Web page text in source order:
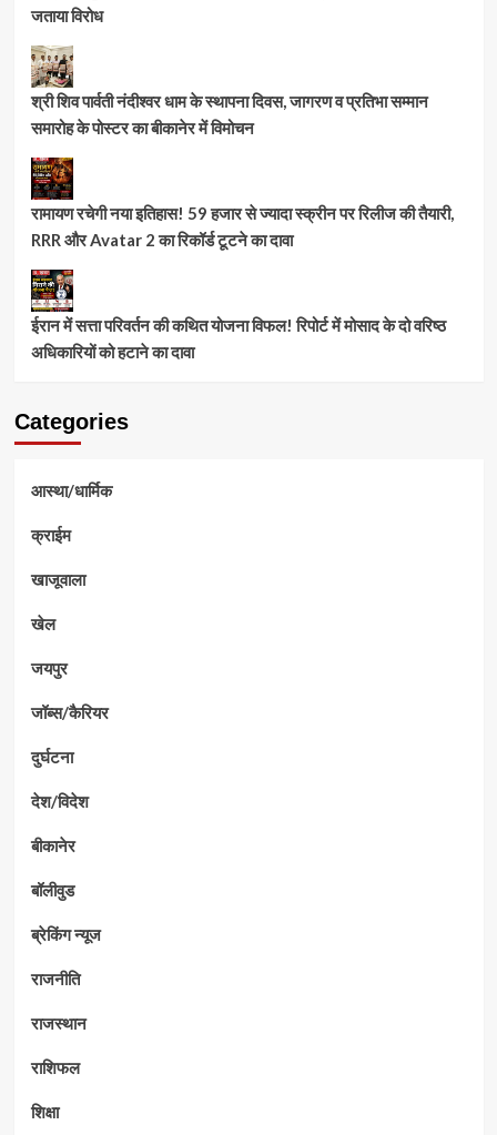
जताया विरोध
श्री शिव पार्वती नंदीश्वर धाम के स्थापना दिवस, जागरण व प्रतिभा सम्मान
समारोह के पोस्टर का बीकानेर में विमोचन
रामायण रचेगी नया इतिहास! 59 हजार से ज्यादा स्क्रीन पर रिलीज की तैयारी,
RRR और Avatar 2 का रिकॉर्ड टूटने का दावा
ईरान में सत्ता परिवर्तन की कथित योजना विफल! रिपोर्ट में मोसाद के दो वरिष्ठ
अधिकारियों को हटाने का दावा
Categories
आस्था/धार्मिक
क्राईम
खाजूवाला
खेल
जयपुर
जॉब्स/कैरियर
दुर्घटना
देश/विदेश
बीकानेर
बॉलीवुड
ब्रेकिंग न्यूज
राजनीति
राजस्थान
राशिफल
शिक्षा